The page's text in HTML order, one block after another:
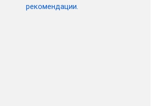
рекомендации.